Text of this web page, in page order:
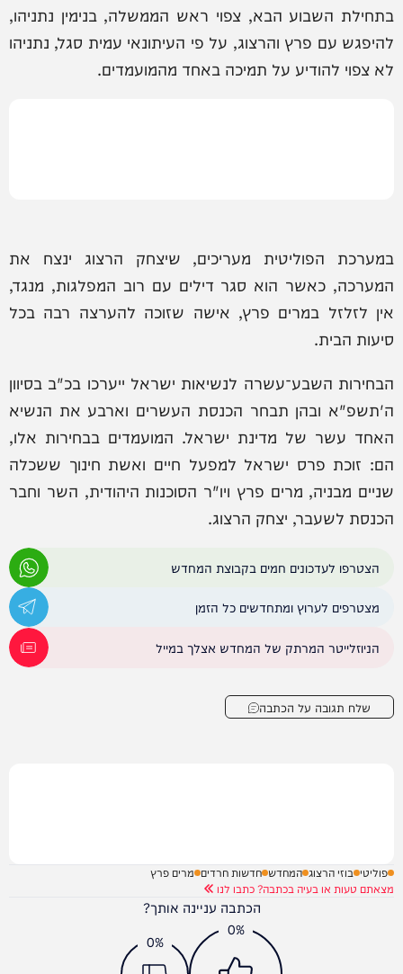
בתחילת השבוע הבא, צפוי ראש הממשלה, בנימין נתניהו,
להיפגש עם פרץ והרצוג, על פי העיתונאי עמית סגל, נתניהו
לא צפוי להודיע על תמיכה באחד מהמועמדים.
במערכת הפוליטית מעריכים, שיצחק הרצוג ינצח את
המערכה, כאשר הוא סגר דילים עם רוב המפלגות, מנגד,
אין לזלזל במרים פרץ, אישה שזוכה להערצה רבה בכל
סיעות הבית.
הבחירות השבע־עשרה לנשיאות ישראל ייערכו בכ"ב בסיוון
ה'תשפ"א ובהן תבחר הכנסת העשרים וארבע את הנשיא
האחד עשר של מדינת ישראל. המועמדים בבחירות אלו,
הם: זוכת פרס ישראל למפעל חיים ואשת חינוך ששכלה
שניים מבניה, מרים פרץ ויו"ר הסוכנות היהודית, השר וחבר
הכנסת לשעבר, יצחק הרצוג.
הצטרפו לעדכונים חמים בקבוצת המחדש
מצטרפים לערוץ ומתחדשים כל הזמן
הניוזלייטר המרתק של המחדש אצלך במייל
שלח תגובה על הכתבה
פוליטי בוזי הרצוג המחדש חדשות חרדים מרים פרץ
מצאתם טעות או בעיה בכתבה? כתבו לנו
הכתבה עניינה אותך?
0%
0%